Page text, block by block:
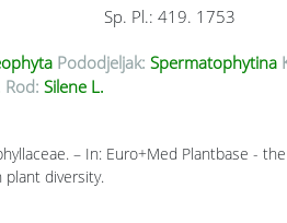
Sp. Pl.: 419. 1753
Pododjeljak: Spermatophytina
Rod: Silene L.
– In: Euro+Med Plantbase - the
diversity.